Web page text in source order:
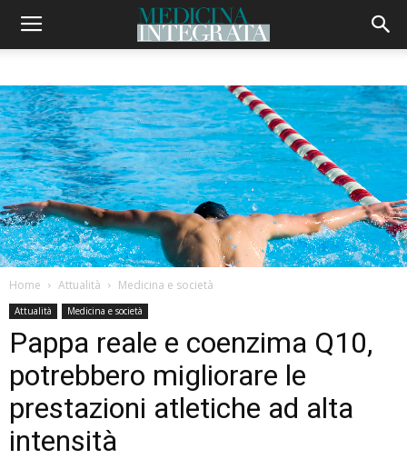
Home Attualità Medicina e società
Attualità Medicina e società
Pappa reale e coenzima Q10,
potrebbero migliorare le
prestazioni atletiche ad alta
intensità